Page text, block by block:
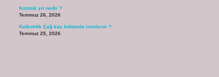
Kozmik yıl nedir ?
Temmuz 26, 2026
Kalkolitik Çağ kaç bölümde incelenir ?
Temmuz 25, 2026